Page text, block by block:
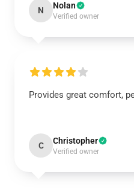
N Nolan
Verified owner
Provides great comfort,
C Christopher
Verified owner